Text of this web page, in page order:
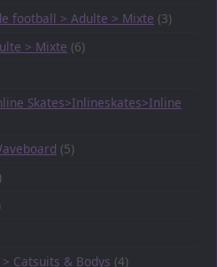
football > Adulte > Mixte (3)
> Mixte (6)
Skates>Inlineskates>Inline
(5)
Catsuits & Bodys (4)